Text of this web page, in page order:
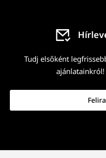
Tudj elsőként